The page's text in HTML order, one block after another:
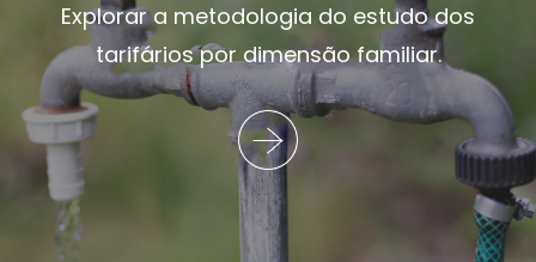
Explorar a metodologia do estudo dos
tarifários por dimensão familiar.